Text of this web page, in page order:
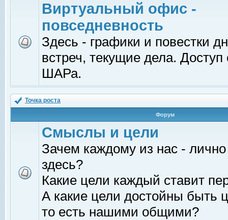
Виртуальный офис -
повседневность
Здесь - графики и повестки
встреч, текущие дела.
ШАРа.
Точка роста
Форум
Смыслы и цели
Зачем каждому из нас -
здесь?
Какие цели каждый ставит
А какие цели достойны быть
то есть нашими общими?